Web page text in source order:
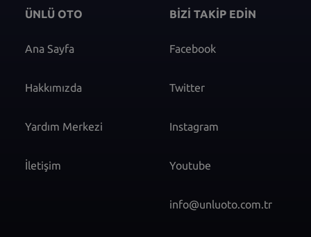
ÜNLÜ OTO
Ana Sayfa
Hakkımızda
Yardım Merkezi
İletişim
BİZİ TAKİP EDİN
Facebook
Twitter
Instagram
Youtube
info@unluoto.com.tr